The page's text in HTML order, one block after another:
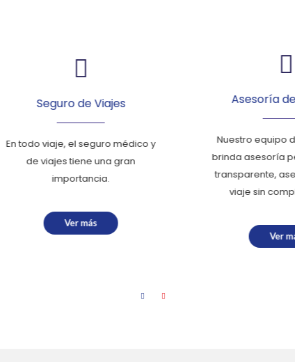
Seguro de Viajes
viaje, el seguro médico y
de viajes tiene una gran
importancia.
Ver más
Asesoría de
Nuestro equipo de
brinda asesoría
transparente,
viaje sin
Ver más